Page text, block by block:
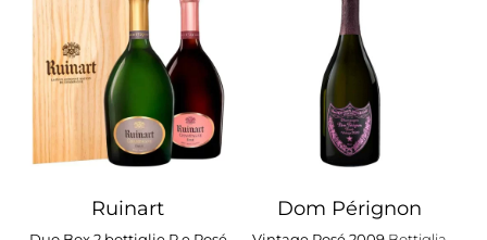
Ruinart Dom Pérignon